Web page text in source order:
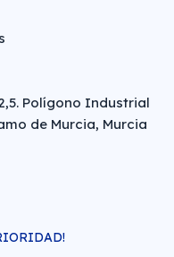
Polígono Industrial
de Murcia, Murcia